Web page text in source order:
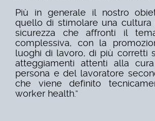
Più in generale il nostro
quello di stimolare una
sicurezza che affronti il
complessiva, con la
luoghi di lavoro, di più corretti
atteggiamenti attenti alla cura
persona e del lavoratore
che viene definito
worker health.”